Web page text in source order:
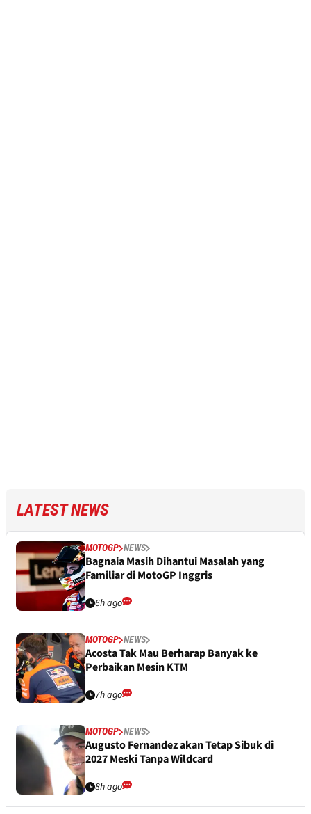
LATEST NEWS
MOTOGP NEWS
Bagnaia Masih Dihantui Masalah yang
Familiar di MotoGP Inggris
6h ago
MOTOGP NEWS
Acosta Tak Mau Berharap Banyak ke
Perbaikan Mesin KTM
7h ago
MOTOGP NEWS
Augusto Fernandez akan Tetap Sibuk di
2027 Meski Tanpa Wildcard
8h ago